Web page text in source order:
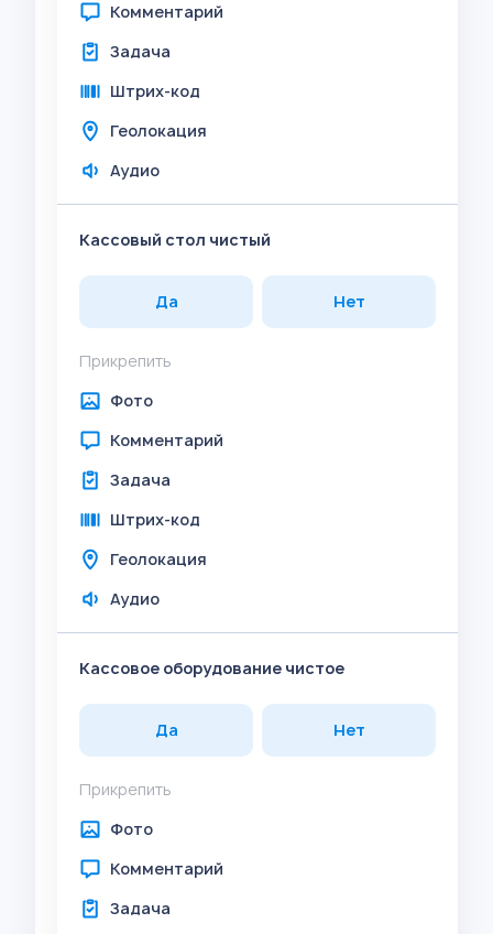
Комментарий
Задача
Штрих-код
Геолокация
Аудио
Кассовый стол чистый
Да Нет
Прикрепить
Фото
Комментарий
Задача
Штрих-код
Геолокация
Аудио
Кассовое оборудование чистое
Да Нет
Прикрепить
Фото
Комментарий
Задача